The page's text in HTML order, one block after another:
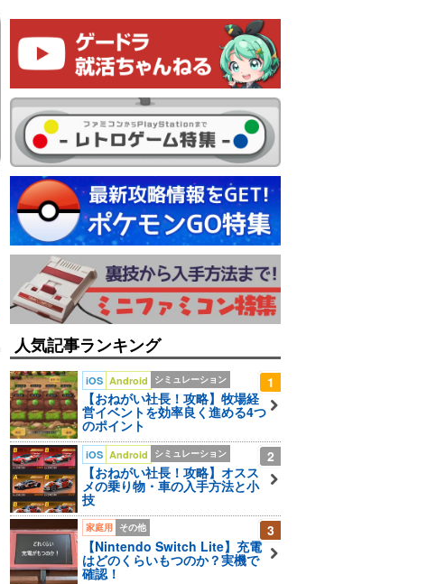
人気記事ランキング
1
iOS Android シミュレーション
【おねがい社長！攻略】牧場経
営イベントを効率良く進める4つ
のポイント
2
iOS Android シミュレーション
【おねがい社長！攻略】オスス
メの乗り物・車の入手方法と小
技
3
家庭用 その他
【Nintendo Switch Lite】充電
はどのくらいもつのか？実機で
確認！